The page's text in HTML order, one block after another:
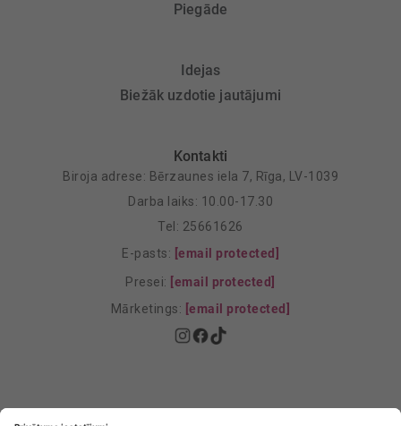
Piegāde
Idejas
Biežāk uzdotie jautājumi
Kontakti
Biroja adrese: Bērzaunes iela 7, Rīga, LV-1039
Darba laiks: 10.00-17.30
Tel: 25661626
E-pasts: [email protected]
Presei: [email protected]
Mārketings: [email protected]